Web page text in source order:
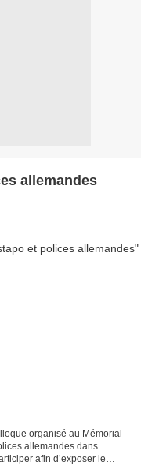
allemandes
organisé au Mémorial
allemandes dans
afin d’exposer le